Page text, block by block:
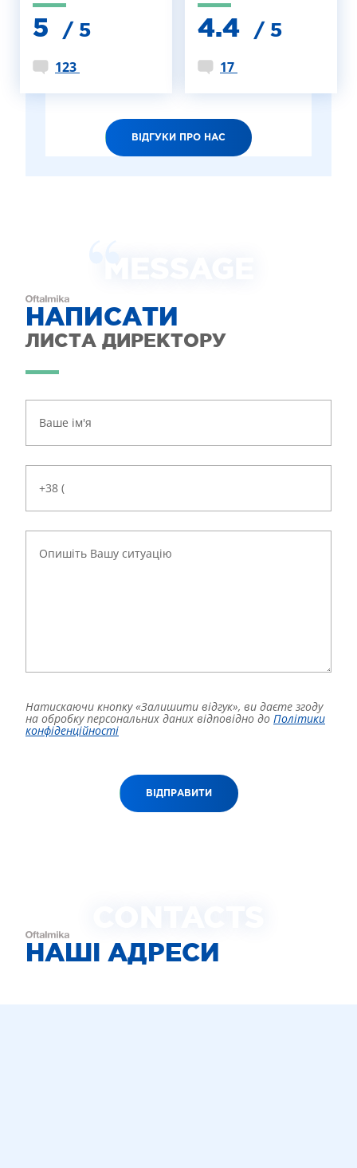
5 / 5
123
4.4 / 5
17
ВІДГУКИ ПРО НАС
НАПИСАТИ
ЛИСТА ДИРЕКТОРУ
Натискаючи кнопку «Залишити відгук», ви даєте згоду
на обробку персональних даних відповідно до Політики
конфіденційності
ВІДПРАВИТИ
НАШІ АДРЕСИ